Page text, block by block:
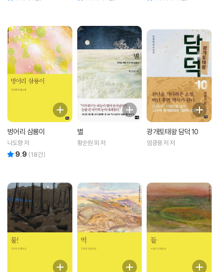
벙어리 삼룡이
나도향 저
9.9 (18건)
별
황순원 외 저
광개토태왕 담덕 10
엄광용 저 저